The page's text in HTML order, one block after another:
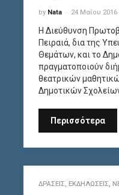
by Nata 24 Μαΐου 2016
Η Διεύθυνση
Πειραιά, δια της
Θεμάτων, και το
πραγματοποιούν
θεατρικών
Δημοτικών
Περισσότερα
ΔΡΆΣΕΙΣ, ΕΚΔΗΛΏΣΕΙΣ,